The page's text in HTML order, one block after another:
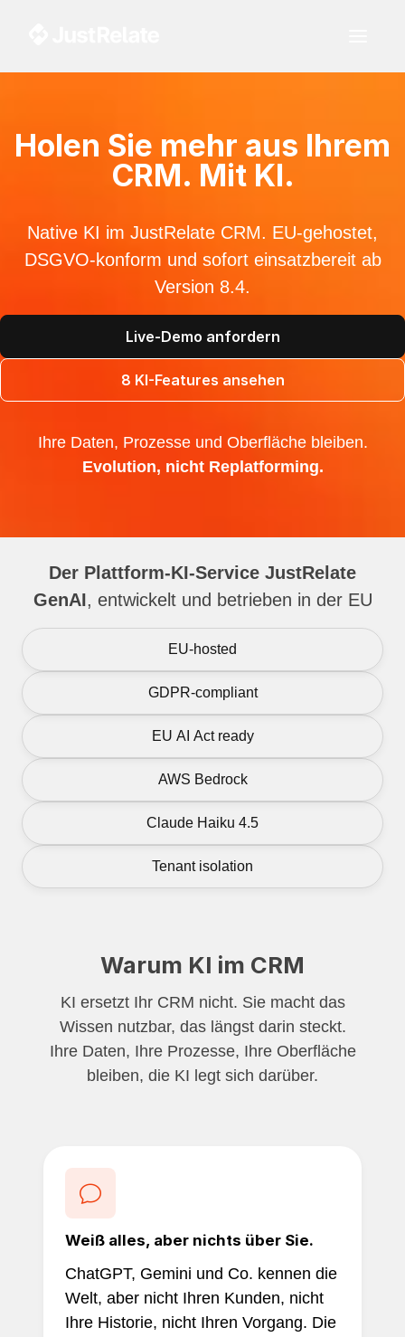
Holen Sie mehr aus Ihrem
CRM. Mit KI.
Native KI im JustRelate CRM. EU-gehostet,
DSGVO-konform und sofort einsatzbereit ab
Version 8.4.
Live-Demo anfordern
8 KI-Features ansehen
Ihre Daten, Prozesse und Oberfläche bleiben.
Evolution, nicht Replatforming.
Der Plattform-KI-Service JustRelate
GenAI, entwickelt und betrieben in der EU
EU-hosted
GDPR-compliant
EU AI Act ready
AWS Bedrock
Claude Haiku 4.5
Tenant isolation
Warum KI im CRM
KI ersetzt Ihr CRM nicht. Sie macht das
Wissen nutzbar, das längst darin steckt.
Ihre Daten, Ihre Prozesse, Ihre Oberfläche
bleiben, die KI legt sich darüber.
Weiß alles, aber nichts über Sie.
ChatGPT, Gemini und Co. kennen die
Welt, aber nicht Ihren Kunden, nicht
Ihre Historie, nicht Ihren Vorgang. Die